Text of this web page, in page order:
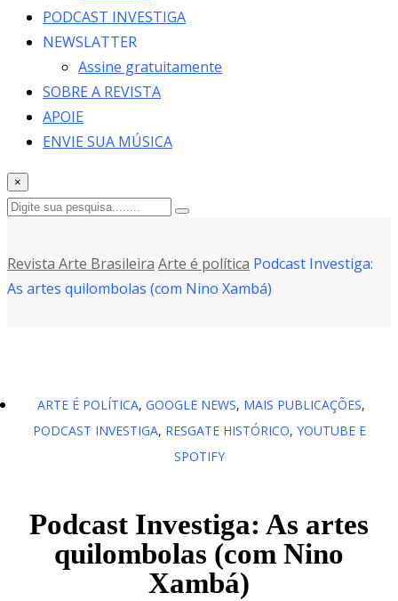
PODCAST INVESTIGA
NEWSLATTER
Assine gratuitamente
SOBRE A REVISTA
APOIE
ENVIE SUA MÚSICA
×
Revista Arte Brasileira Arte é política Podcast Investiga:
As artes quilombolas (com Nino Xambá)
ARTE É POLÍTICA, GOOGLE NEWS, MAIS PUBLICAÇÕES,
PODCAST INVESTIGA, RESGATE HISTÓRICO, YOUTUBE E
SPOTIFY
Podcast Investiga: As artes
quilombolas (com Nino
Xambá)